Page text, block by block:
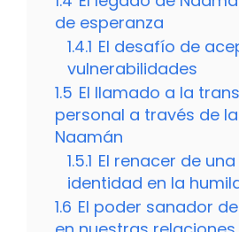
de esperanza
1.4.1 El desafío de
vulnerabilidades
1.5 El llamado a la
personal a través de
Naamán
1.5.1 El renacer de
identidad en la
1.6 El poder sanador